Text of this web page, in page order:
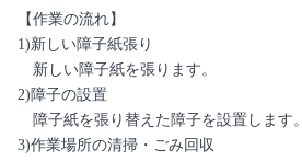
【作業の流れ】
1)新しい障子紙張り
新しい障子紙を張ります。
2)障子の設置
障子紙を張り替えた障子を設置します。
3)作業場所の清掃・ごみ回収